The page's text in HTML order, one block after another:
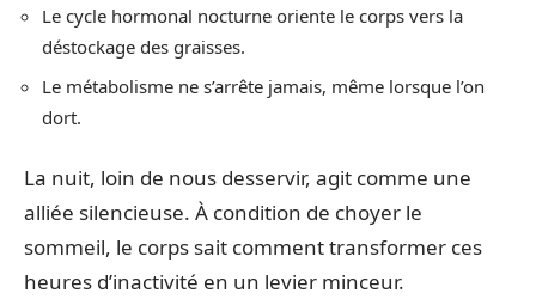
Le cycle hormonal nocturne oriente le corps vers la
déstockage des graisses.
Le métabolisme ne s’arrête jamais, même lorsque l’on
dort.
La nuit, loin de nous desservir, agit comme une
alliée silencieuse. À condition de choyer le
sommeil, le corps sait comment transformer ces
heures d’inactivité en un levier minceur.